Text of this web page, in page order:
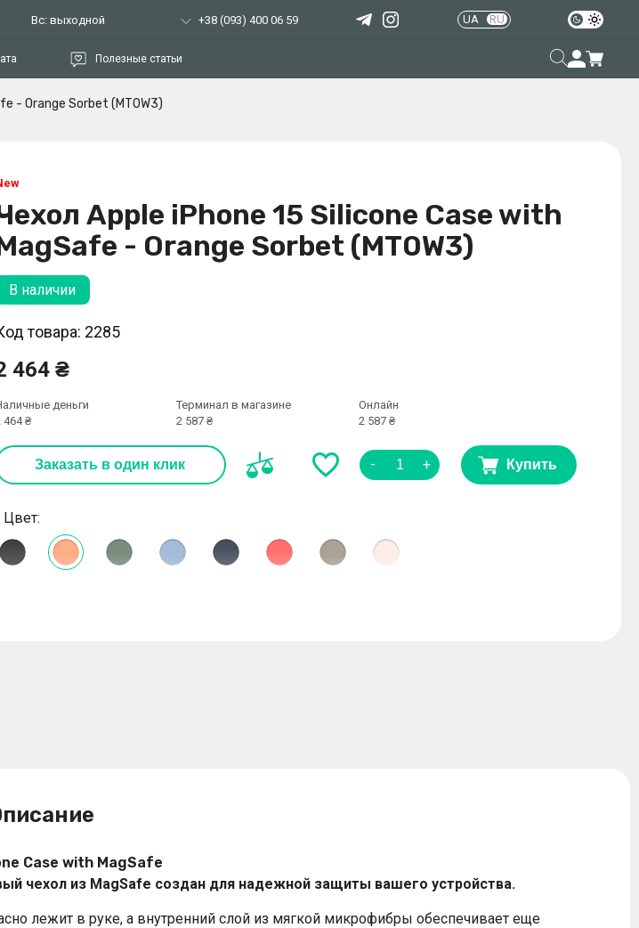
Вс: выходной +38 (093) 400 06 59 UA RU
Полезные статьи
- Orange Sorbet (MT0W3)
Apple iPhone 15 Silicone Case with
- Orange Sorbet (MT0W3)
В наличии
товара: 2285
464 ₴
деньги
464 ₴
Терминал в магазине
2 587 ₴
Онлайн
2 587 ₴
Заказать в один клик - + Купить
Цвет:
Case with MagSafe
чехол из MagSafe создан для надежной защиты вашего устройства.
лежит в руке, а внутренний слой из мягкой микрофибры обеспечивает еще